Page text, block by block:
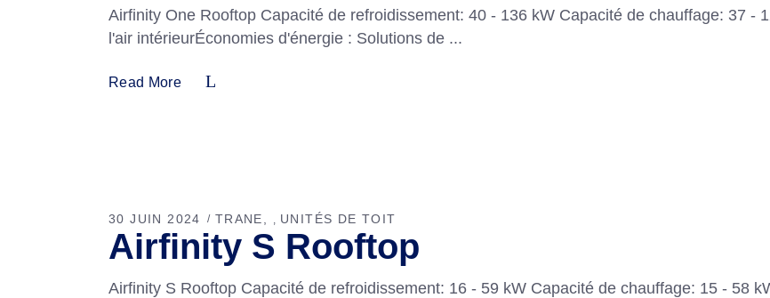
Airfinity One Rooftop Capacité de refroidissement: 40 - 136 kW Capacité de chauffage: 37 -
l'air intérieurÉconomies d'énergie : Solutions de
Read More
30 JUIN 2024 TRANE UNITÉS DE TOIT
Airfinity S Rooftop
Airfinity S Rooftop Capacité de refroidissement: 16 - 59 kW Capacité de chauffage: 15 - 58